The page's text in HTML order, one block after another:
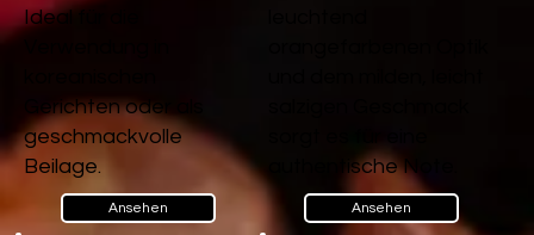
Ideal für die
Gerichten oder als
geschmackvolle
Beilage.
Ansehen
authentische Note.
Ansehen